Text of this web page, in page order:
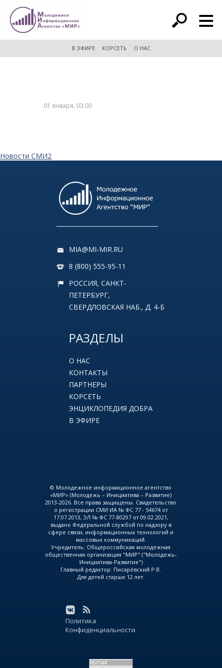
расширенный поиск
В ЭФИРЕ КОРСЕТЬ О НАС
01 января, 03:00
Новости СМИ2
MIA@MI-MIR.RU
8 (800) 555-95-11
РОССИЯ, САНКТ-
ПЕТЕРБУРГ,
СВЕРДЛОВСКАЯ НАБ., Д. 4-Б
РАЗДЕЛЫ
О НАС
КОНТАКТЫ
ПАРТНЕРЫ
КОРСЕТЬ
ЭНЦИКЛОПЕДИЯ ДОБРА
В ЭФИРЕ
© Молодежное информационное агентство
«МИР» (Молодежь – Инициатива – Развитие)
2013-2026. Все права защищены. Свидетельство
о регистрации СМИ ИА № ФС 77 - 54674 от
17.07.2013, ЭЛ № ФС 77-80297 от 09.02.2021,
выдано Федеральной службой по надзору в
сфере связи, информационных технологий и
массовых коммуникаций.
Учредитель: Общероссийская молодежная
общественная организация "МИР" ("Молодежь-
Инициатива-Развитие")
Главный редактор: Писарёвский Р.В.
Для детей старше 12 лет.
Политика
Конфиденциальности.